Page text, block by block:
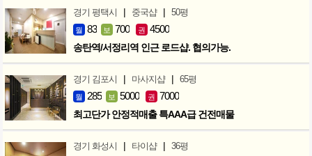
경기 평택시 | 중국샵 | 50평
월 83 보 700 권 4500
송탄역/서정리역 인근 로드샵. 협의가능.
경기 김포시 | 마사지샵 | 65평
월 285 보 5000 권 7000
최고단가 안정적매출 특AAA급 건전매물
경기 화성시 | 타이샵 | 36평